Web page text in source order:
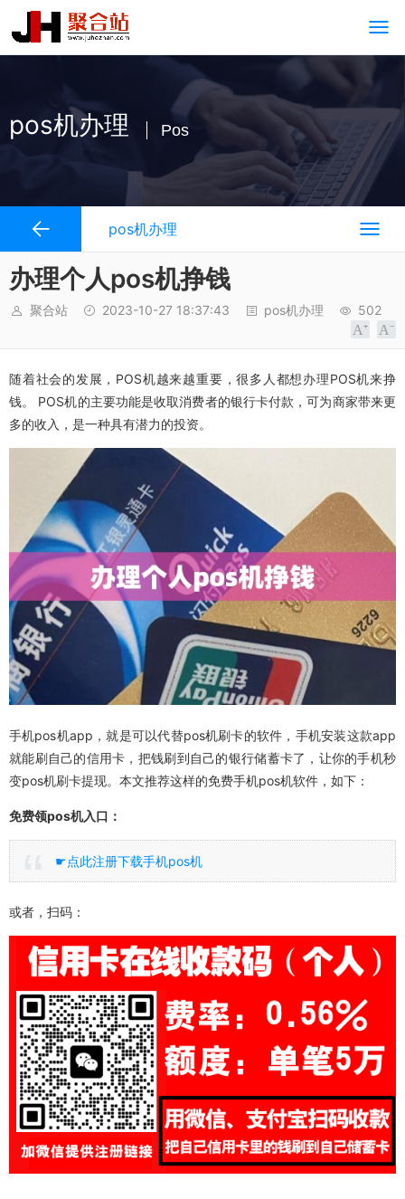
pos机办理 Pos
pos机办理
办理个人pos机挣钱
聚合站 2023-10-27 18:37:43 pos机办理 502
随着社会的发展，POS机越来越重要，很多人都想办理POS机来挣
钱。 POS机的主要功能是收取消费者的银行卡付款，可为商家带来更
多的收入，是一种具有潜力的投资。
手机pos机app，就是可以代替pos机刷卡的软件，手机安装这款app
就能刷自己的信用卡，把钱刷到自己的银行储蓄卡了，让你的手机秒
变pos机刷卡提现。本文推荐这样的免费手机pos机软件，如下：
免费领pos机入口：
☛点此注册下载手机pos机
或者，扫码：